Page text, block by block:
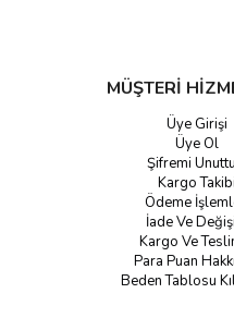
MÜŞTERİ
Üye Girişi
Üye Ol
Şifremi
Kargo Takibi
Ödeme
İade Ve
Kargo Ve
Para Puan
Beden Tablosu